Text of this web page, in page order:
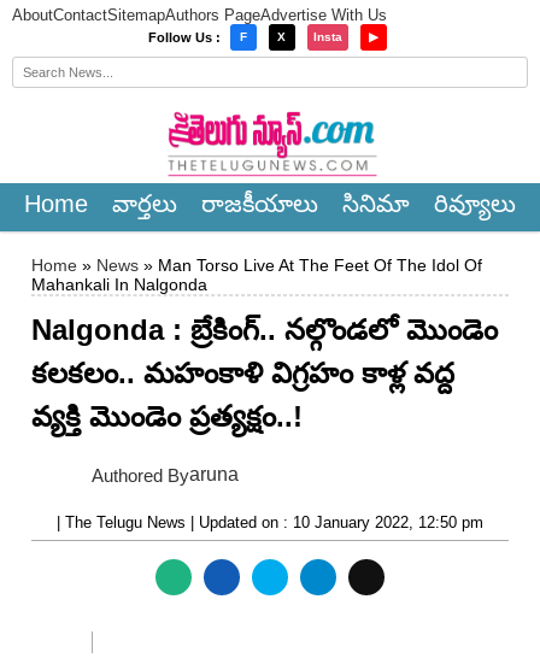
AboutContactSitemapAuthors PageAdvertise With Us
Follow Us : F X Insta ▶
Home వార్త‌లు రాజ‌కీయాలు సినిమా రివ్యూలు
Home » News » Man Torso Live At The Feet Of The Idol Of
Mahankali In Nalgonda
Nalgonda : బ్రేకింగ్‌.. నల్గొండలో మొండెం
కలకలం.. మహంకాళి విగ్రహం కాళ్ల వద్ద
వ్యక్తి మొండెం ప్రత్యక్షం..!
Authored Byaruna
| The Telugu News | Updated on : 10 January 2022, 12:50 pm